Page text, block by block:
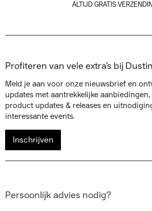
ALTIJD GRATIS
Profiteren van vele extra’s bij
Meld je aan voor onze nieuwsbrief en
updates met aantrekkelijke
product updates & releases en
interessante events.
Inschrijven
Persoonlijk advies nodig?